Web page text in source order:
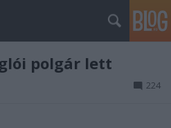
polgár lett
224